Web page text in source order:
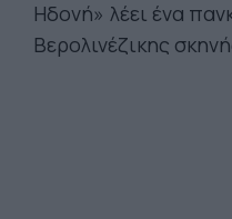
Ηδονή» λέει ένα
Βερολινέζικης